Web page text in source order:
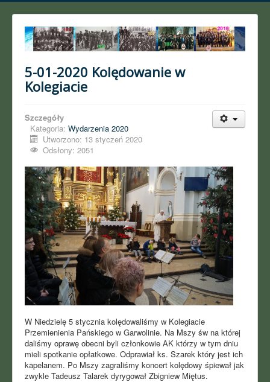
5-01-2020 Kolędowanie w
Kolegiacie
Szczegóły
Kategoria: Wydarzenia 2020
Utworzono: 13 styczeń 2020
Odsłony: 2051
W Niedzielę 5 stycznia kolędowaliśmy w Kolegiacie
Przemienienia Pańskiego w Garwolinie. Na Mszy św na której
daliśmy oprawę obecni byli członkowie AK którzy w tym dniu
mieli spotkanie opłatkowe. Odprawiał ks. Szarek który jest ich
kapelanem. Po Mszy zagraliśmy koncert kolędowy śpiewał jak
zwykle Tadeusz Talarek dyrygował Zbigniew Miętus.